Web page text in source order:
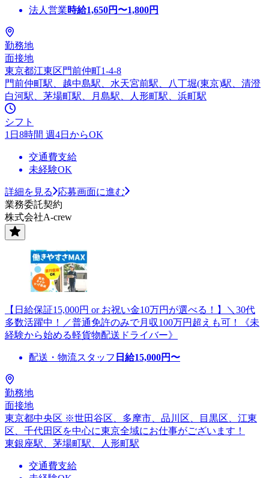
法人営業時給1,650円〜1,800円
勤務地
面接地
東京都江東区門前仲町1-4-8
門前仲町駅、越中島駅、水天宮前駅、八丁堀(東京)駅、清澄
白河駅、茅場町駅、月島駅、人形町駅、浜町駅
シフト
1日8時間 週4日からOK
交通費支給
未経験OK
詳細を見る
応募画面に進む
業務委託契約
株式会社A-crew
【日給保証15,000円 or お祝い金10万円が選べる！】＼30代
多数活躍中！／普通免許のみで月収100万円超えも可！《未
経験から始める軽貨物配送ドライバー》
配送・物流スタッフ 日給15,000円〜
勤務地
面接地
東京都中央区 ※世田谷区、多摩市、品川区、目黒区、江東
区、千代田区を中心に東京全域にお仕事がございます！
東銀座駅、茅場町駅、人形町駅
交通費支給